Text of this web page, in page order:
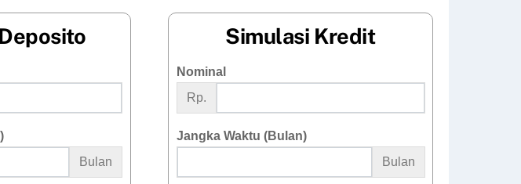
Bulan
Simulasi Kredit
Nominal
Rp.
Jangka Waktu (Bulan)
Bulan